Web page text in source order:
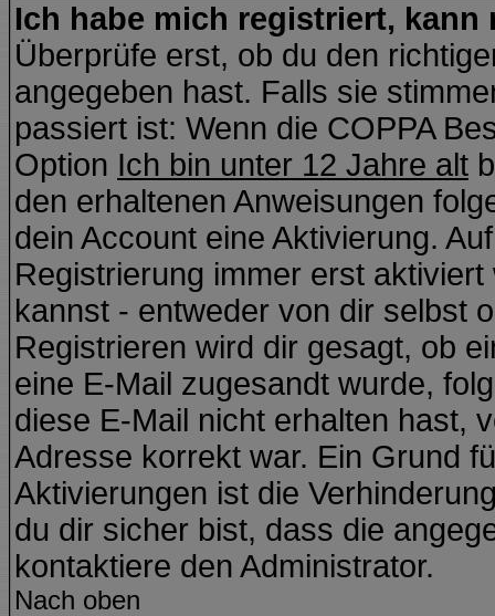
Ich habe mich registriert,
Überprüfe erst, ob du den
angegeben hast. Falls sie
passiert ist: Wenn die COPPA
Option Ich bin unter 12 Jahre alt
den erhaltenen Anweisungen
dein Account eine Aktivierung.
Registrierung immer erst
kannst - entweder von dir selbst
Registrieren wird dir gesagt, ob
eine E-Mail zugesandt wurde,
diese E-Mail nicht erhalten hast,
Adresse korrekt war. Ein Grund
Aktivierungen ist die
du dir sicher bist, dass die
kontaktiere den Administrator.
Nach oben